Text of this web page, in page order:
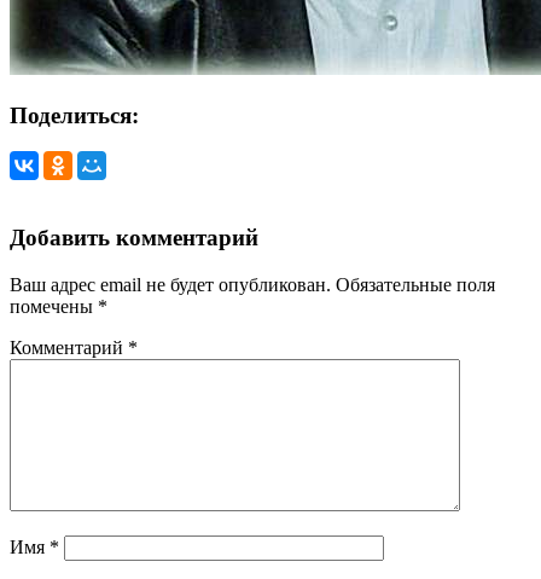
Поделиться:
Добавить комментарий
Ваш адрес email не будет опубликован. Обязательные поля
помечены *
Комментарий *
Имя *